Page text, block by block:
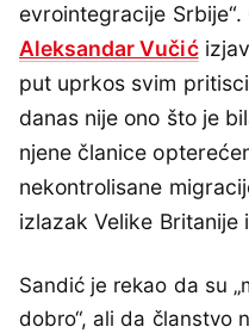
evrointegracije
Aleksandar Vučić
put uprkos svim
danas nije ono što je
njene članice
nekontrolisane
izlazak Velike Britanije
Sandić je rekao da su
dobro“, ali da članstvo